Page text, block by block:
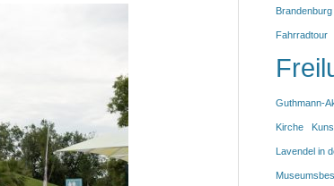
Brandenburg
Fahrradtour
Guthmann-
Kirche
Lavendel in